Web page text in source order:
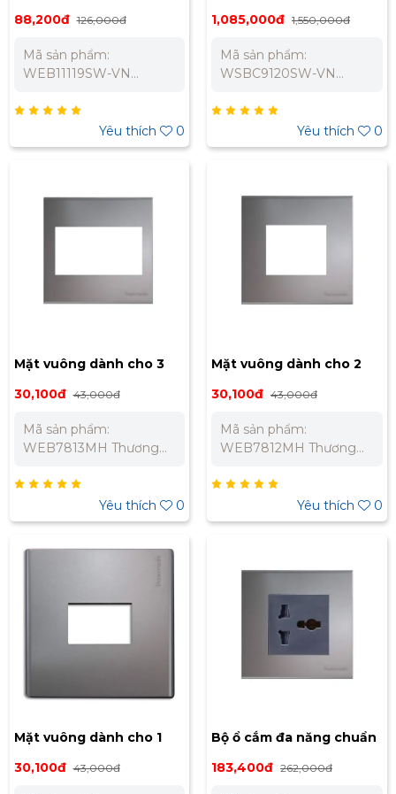
250VAC - 13A Panasonic
88,200đ 126,000đ
Mã sản phẩm:
WEB11119SW-VN
Dòng sản phẩm: Refina
Điện áp định mức:
250VAC Dòng điện định
12 Tháng Liên hệ chúng
0973 106 269 Miền
Nam: 0902 303 733 –
Yêu thích 0
máy cạo râu Panasonic
1,085,000đ 1,550,000đ
Mã sản phẩm:
WSBC9120SW-VN
Dòng sản phẩm: Refina
Điện áp đầu vào (Input):
220VAC Điện áp đầu ra
chữ nhật Bảo Hành
Chính Hãng 12 Tháng
cho dự án. Miền Bắc
Yêu thích 0
Mặt vuông dành cho 3
thiết bị Panasonic
30,100đ 43,000đ
Mã sản phẩm:
WEB7813MH Thương
sản phẩm: Refina Loại:
Dùng cho 3 thiết bị Chất
liệu: Nhựa cách điện an
Hãng 12 Tháng Liên hệ
chúng tôi để nhận báo
Yêu thích 0
Mặt vuông dành cho 2
thiết bị Panasonic
30,100đ 43,000đ
Mã sản phẩm:
WEB7812MH Thương
sản phẩm: Refina Loại:
Dùng cho 2 thiết bị Chất
liệu: Nhựa cách điện an
chúng tôi để nhận báo
giá tốt nhất cho dự án.
Miền Bắc : 0989 310
979 – 0973 106 269 Miền
Nam: 0902 303 733 –
Yêu thích 0
Mặt vuông dành cho 1
thiết bị Panasonic
30,100đ 43,000đ
Bộ ổ cắm đa năng chuẩn
BS, 250VAC- 13A
183,400đ 262,000đ